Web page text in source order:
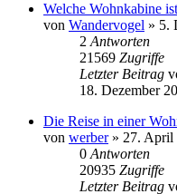
Welche Wohnkabine
von Wandervogel » 5.
2 Antworten
21569 Zugriffe
Letzter Beitrag
18. Dezember
Die Reise in einer
von werber» 27. April
0 Antworten
20935 Zugriffe
Letzter Beitrag